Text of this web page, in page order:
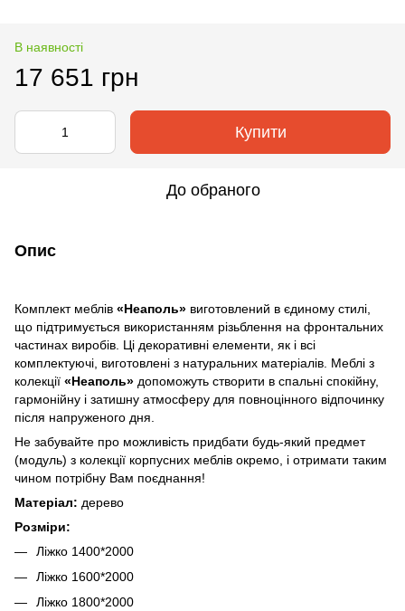
В наявності
17 651 грн
Купити
До обраного
Опис
Комплект меблів «Неаполь» виготовлений в єдиному стилі,
що підтримується використанням різьблення на фронтальних
частинах виробів. Ці декоративні елементи, як і всі
комплектуючі, виготовлені з натуральних матеріалів. Меблі з
колекції «Неаполь» допоможуть створити в спальні спокійну,
гармонійну і затишну атмосферу для повноцінного відпочинку
після напруженого дня.
Не забувайте про можливість придбати будь-який предмет
(модуль) з колекції корпусних меблів окремо, і отримати таким
чином потрібну Вам поєднання!
Матеріал: дерево
Розміри:
Ліжко 1400*2000
Ліжко 1600*2000
Ліжко 1800*2000